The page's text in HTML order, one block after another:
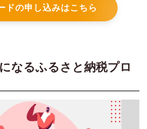
ドの申し込みはこちら
なるふるさと納税プロ